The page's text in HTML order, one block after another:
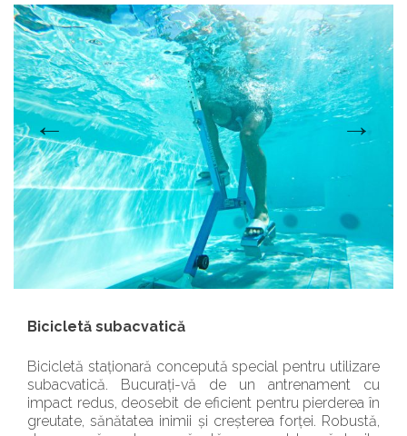
Bicicletă subacvatică
Bicicletă staționară concepută special pentru utilizare
subacvatică. Bucurați-vă de un antrenament cu
impact redus, deosebit de eficient pentru pierderea în
greutate, sănătatea inimii și creșterea forței. Robustă,